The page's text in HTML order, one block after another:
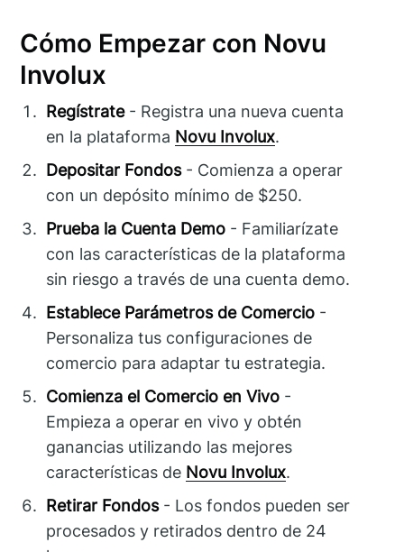
Cómo Empezar con Novu
Involux
Regístrate- Registra una nueva cuenta
en la plataforma Novu Involux.
Depositar Fondos- Comienza a operar
con un depósito mínimo de $250.
Prueba la Cuenta Demo - Familiarízate
con las características de la plataforma
sin riesgo a través de una cuenta demo.
Establece Parámetros de Comercio -
Personaliza tus configuraciones de
comercio para adaptar tu estrategia.
Comienza el Comercio en Vivo -
Empieza a operar en vivo y obtén
ganancias utilizando las mejores
características de Novu Involux.
Retirar Fondos- Los fondos pueden ser
procesados y retirados dentro de 24